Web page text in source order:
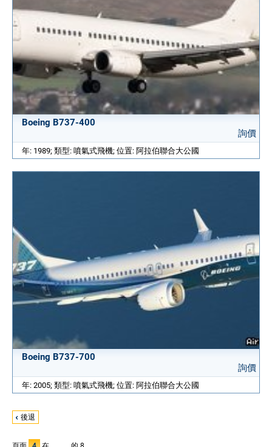
Boeing B737-400
詢價
年: 1989; 類型: 噴氣式飛機; 位置: 阿拉伯聯合大公國
Boeing B737-700
詢價
年: 2005; 類型: 噴氣式飛機; 位置: 阿拉伯聯合大公國
後退